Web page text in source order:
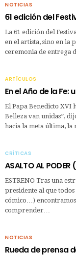
NOTICIAS
61 edición del
La 61 edición del
en el artista, sino en la
ceremonia de entrega
ARTÍCULOS
En el Año de la
El Papa Benedicto XVI
Belleza van unidas”,
hacia la meta última, la
CRÍTICAS
ASALTO AL
ESTRENO Tras una
presidente al que
cómico…)
comprender…
NOTICIAS
Rueda de prensa